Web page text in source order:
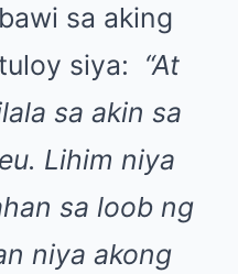
sa aking
siya: “At
sa akin sa
Lihim niya
sa loob ng
niya akong